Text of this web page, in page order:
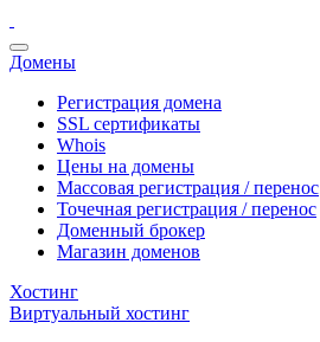
Домены
Регистрация домена
SSL сертификаты
Whois
Цены на домены
Массовая регистрация / перенос
Точечная регистрация / перенос
Доменный брокер
Магазин доменов
Хостинг
Виртуальный хостинг